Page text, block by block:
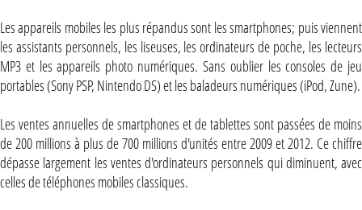
Les appareils mobiles les plus répandus sont les smartphones; puis viennent
les assistants personnels, les liseuses, les ordinateurs de poche, les lecteurs
MP3 et les appareils photo numériques. Sans oublier les consoles de jeu
portables (Sony PSP, Nintendo DS) et les baladeurs numériques (iPod, Zune).
Les ventes annuelles de smartphones et de tablettes sont passées de moins
de 200 millions à plus de 700 millions d'unités entre 2009 et 2012. Ce chiffre
dépasse largement les ventes d'ordinateurs personnels qui diminuent, avec
celles de téléphones mobiles classiques.